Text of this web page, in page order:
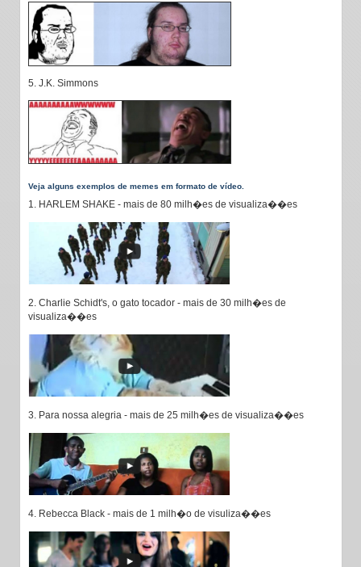
5. J.K. Simmons
Veja alguns exemplos de memes em formato de vídeo.
1. HARLEM SHAKE - mais de 80 milh�es de visualiza��es
2. Charlie Schidt's, o gato tocador - mais de 30 milh�es de
visualiza��es
3. Para nossa alegria - mais de 25 milh�es de visualiza��es
4. Rebecca Black - mais de 1 milh�o de visuliza��es